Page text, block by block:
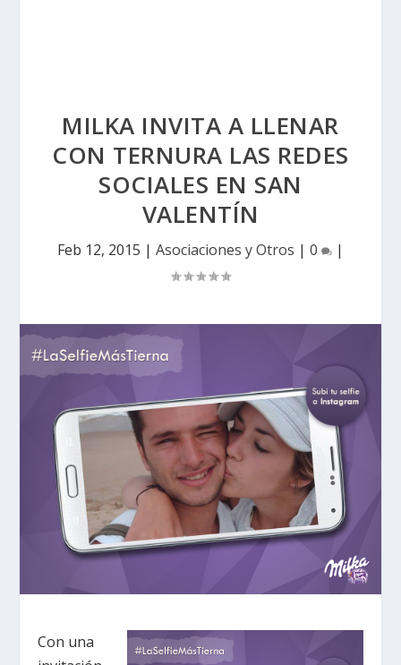
MILKA INVITA A LLENAR
CON TERNURA LAS REDES
SOCIALES EN SAN
VALENTÍN
Feb 12, 2015 | Asociaciones y Otros | 0 |
Con una